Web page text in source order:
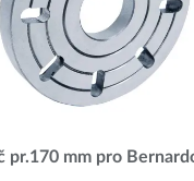
pr.170 mm pro